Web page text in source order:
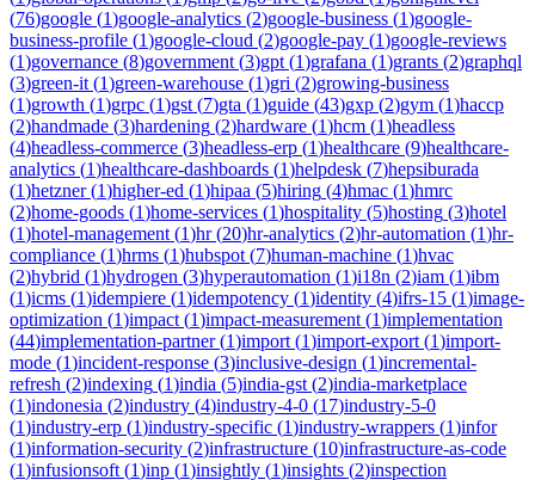
(76)google (1)google-analytics (2)google-business (1)google-
business-profile (1)google-cloud (2)google-pay (1)google-reviews
(1)governance (8)government (3)gpt (1)grafana (1)grants (2)graphql
(3)green-it (1)green-warehouse (1)gri (2)growing-business
(1)growth (1)grpc (1)gst (7)gta (1)guide (43)gxp (2)gym (1)haccp
(2)handmade (3)hardening (2)hardware (1)hcm (1)headless
(4)headless-commerce (3)headless-erp (1)healthcare (9)healthcare-
analytics (1)healthcare-dashboards (1)helpdesk (7)hepsiburada
(1)hetzner(1)higher-ed (1)hipaa (5)hiring (4)hmac (1)hmrc
(2)home-goods (1)home-services (1)hospitality (5)hosting (3)hotel
(1)hotel-management (1)hr(20)hr-analytics (2)hr-automation (1)hr-
compliance (1)hrms (1)hubspot (7)human-machine (1)hvac
(2)hybrid (1)hydrogen (3)hyperautomation (1)i18n (2)iam (1)ibm
(1)icms (1)idempiere (1)idempotency (1)identity (4)ifrs-15 (1)image-
optimization (1)impact (1)impact-measurement (1)implementation
(44)implementation-partner(1)import (1)import-export (1)import-
mode (1)incident-response (3)inclusive-design (1)incremental-
refresh (2)indexing (1)india (5)india-gst (2)india-marketplace
(1)indonesia (2)industry (4)industry-4-0 (17)industry-5-0
(1)industry-erp (1)industry-specific (1)industry-wrappers (1)infor
(1)information-security (2)infrastructure (10)infrastructure-as-code
(1)infusionsoft (1)inp (1)insightly (1)insights (2)inspection